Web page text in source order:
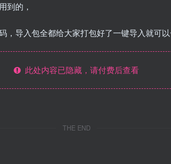
到的，
，导入包全都给大家打包好了一键导入就可
此处内容已隐藏，请付费后查看
THE END